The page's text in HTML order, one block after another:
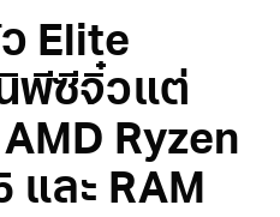
Elite
พีซีจิ๋วแต่
Ryzen
และ RAM